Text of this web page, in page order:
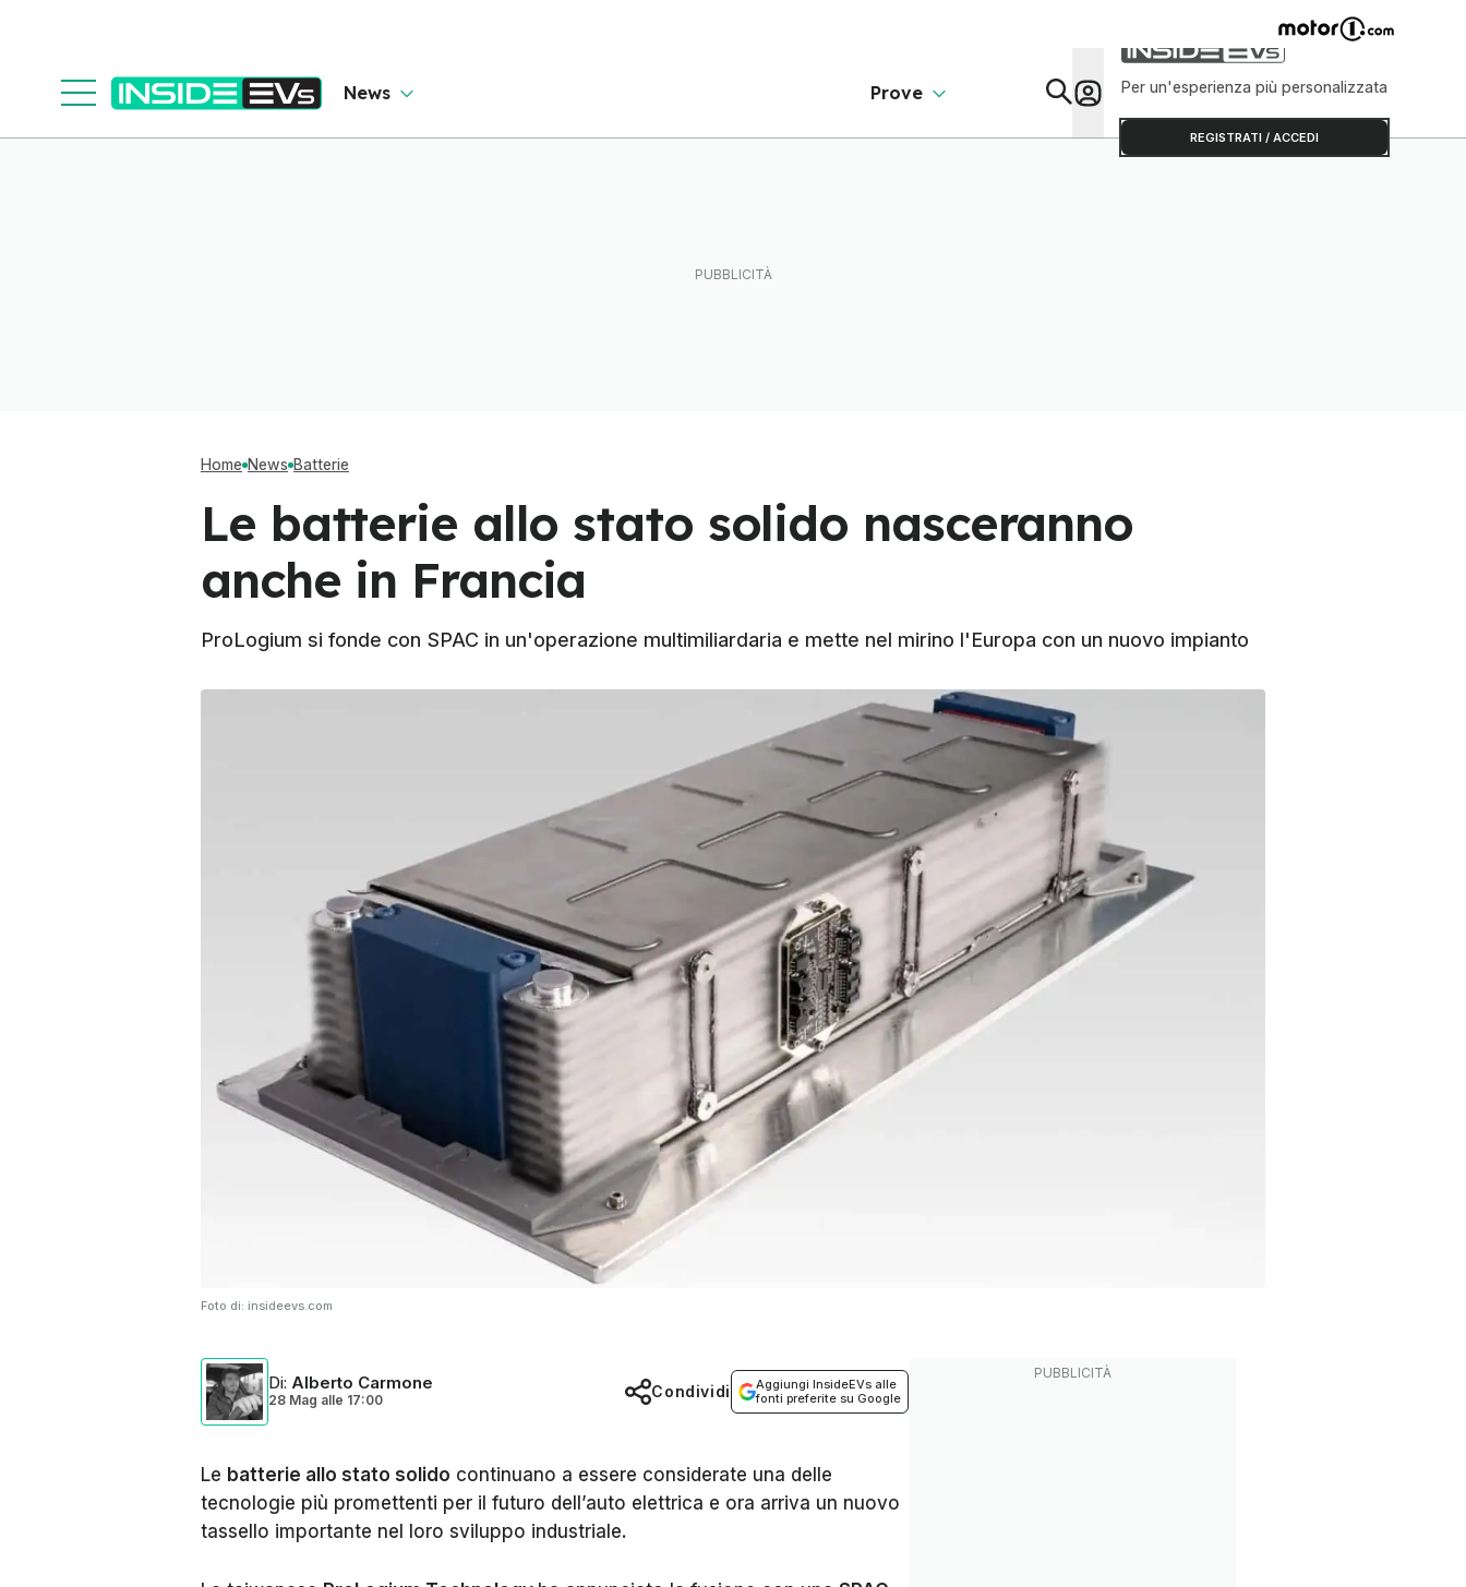
News Prove Per un'esperienza più personalizzata
REGISTRATI / ACCEDI
Home News Batterie
Le batterie allo stato solido nasceranno
anche in Francia
ProLogium si fonde con SPAC in un'operazione multimiliardaria e mette nel mirino l'Europa con un nuovo impianto
Foto di: insideevs.com
Di: Alberto Carmone
28 Mag alle 17:00
Aggiungi InsideEVs alle
fonti preferite su Google
Condividi
Le batterie allo stato solido continuano a essere considerate una delle
tecnologie più promettenti per il futuro dell’auto elettrica e ora arriva un nuovo
tassello importante nel loro sviluppo industriale.